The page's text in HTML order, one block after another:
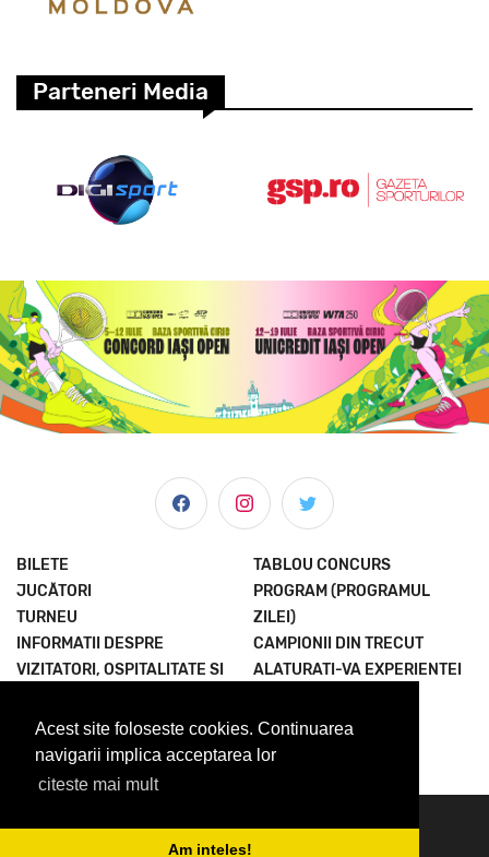
Acest site foloseste cookies. Continuarea
navigarii implica acceptarea lor
citeste mai mult
Am inteles!
Parteneri Media
BILETE
JUCĂTORI
TURNEU
INFORMATII DESPRE
VIZITATORI, OSPITALITATE SI
ȘTIRI & MEDIA
DESPRE NOI
TABLOU CONCURS
PROGRAM (PROGRAMUL
ZILEI)
CAMPIONII DIN TRECUT
ALATURATI-VA EXPERIENTEI
POLITICA
CONFIDENTIALITATE
contact@iasiopen.com